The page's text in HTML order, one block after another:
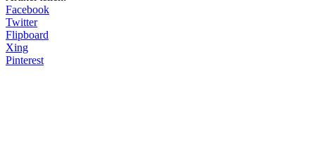
Facebook
Twitter
Flipboard
Xing
Pinterest